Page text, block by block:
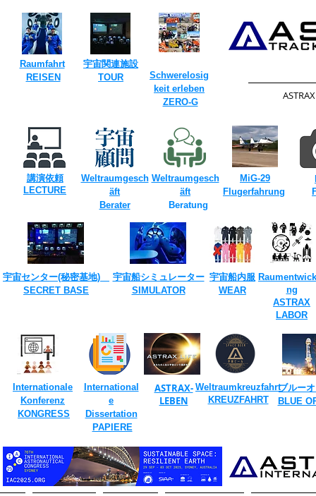
Raumfahrt
REISEN
​宇宙関連施設
TOUR​
Schwerelosig
keit erleben
ZERO-G
講演依頼
​LECTURE
Weltraumgesch
äft
Berater
Weltraumgesch
äft
Beratung
MiG-29
Flugerfahrung
ng
ASTRAX
LABOR
宇宙センター(​秘密基地)
SECRET ​BASE
宇宙船シミュレーター
​SIMULATOR
宇宙船内服
​WEAR
Internationale
Konferenz
KONGRESS
International
e
Dissertation
PAPIERE
Weltraumkreuzfahrt
KREUZFAHRT
ASTRAX-
LEBEN
ブルー
​BLUE